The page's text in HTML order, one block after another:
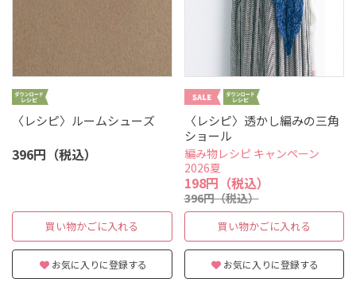
〈レシピ〉ルームシューズ
396円（税込）
買い物かごに入れる
お気に入りに登録する
〈レシピ〉透かし編みの三角
ショール
編み物レシピ キャンペーン
2026夏
198円（税込）
396円（税込）
買い物かごに入れる
お気に入りに登録する